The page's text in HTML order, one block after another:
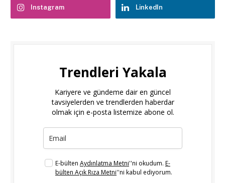
Instagram LinkedIn
Trendleri Yakala
Kariyere ve gündeme dair en güncel
tavsiyelerden ve trendlerden haberdar
olmak için e-posta listemize abone ol.
E-bülten Aydınlatma Metni''ni okudum. E-
bülten Açık Rıza Metni''ni kabul ediyorum.